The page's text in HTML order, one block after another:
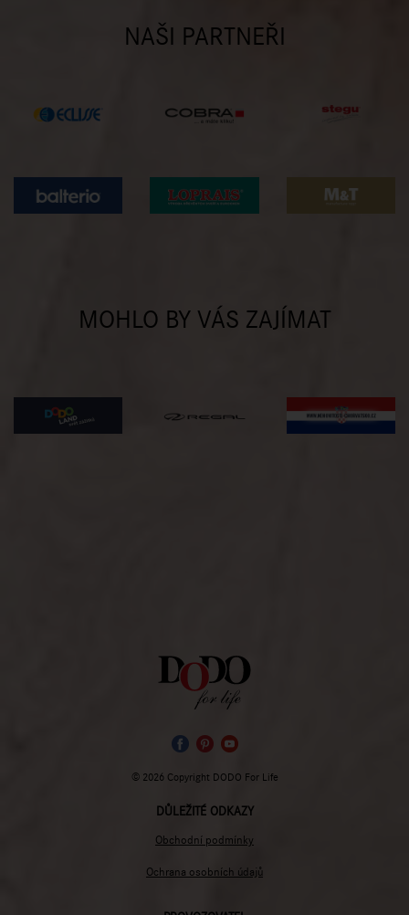
NAŠI PARTNEŘI
MOHLO BY VÁS ZAJÍMAT
© 2026 Copyright DODO For Life
DŮLEŽITÉ ODKAZY
Obchodní podmínky
Ochrana osobních údajů